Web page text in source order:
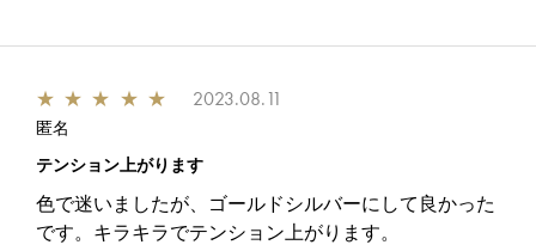
★ ★ ★ ★ ★ 2023.08.11
匿名
テンション上がります
色で迷いましたが、ゴールドシルバーにして良かった
です。キラキラでテンション上がります。